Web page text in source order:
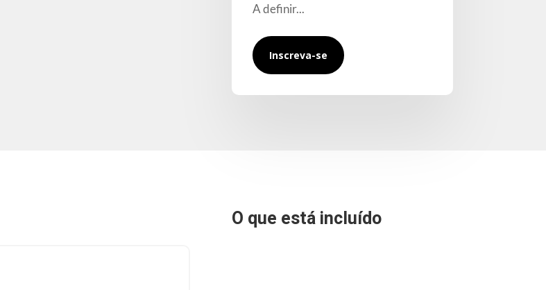
A definir...
Inscreva-se
O que está incluído